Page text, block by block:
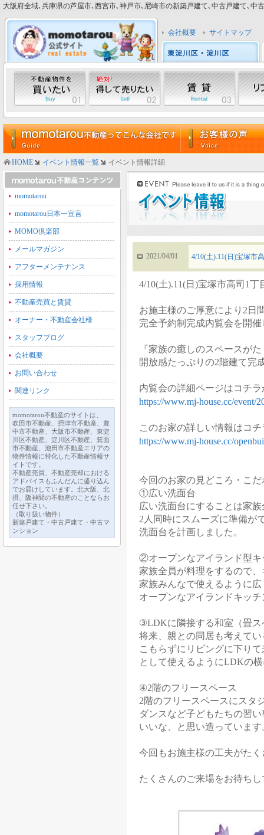
大阪府全域､兵庫県の芦屋市､西宮市､神戸市､尼崎市の新築戸建て､中古戸建て､中
会社概要 サイトマップ
HOME イベント情報一覧 イベント情報詳細
momotarou
momotarou日本一宣言
MOMO倶楽部
メールマガジン
アフターメンテナンス
採用情報
不動産売買と賃貸
オーナー・不動産会社様
スタッフブログ
会社概要
お問い合わせ
関連リンク
momotarou不動産のサイトは、
吹田市不動産、摂津市不動産、豊
中市不動産、大阪市不動産、東淀
川区不動産、淀川区不動産、箕面
市不動産、池田市不動産エリアの
物件情報に特化した不動産情報サ
イトです。
不動産売買、不動産売却における
アドバイスもふんだんに盛り込ん
でお届けしています。北大阪、北
摂、阪神間の不動産のことならお
任せ下さい。
（取り扱い物件）
新築戸建て・中古戸建て・中古マ
ンション
2021/04/01 4/10(土).11(日)宝塚市
4/10(土).11(日)宝塚市高司1
お施主様のご厚意により2日
完全予約制完成内覧会を開
『家族の癒しのスペースが
開放感たっぷりの2階建て完
内覧会の詳細ページはコチラ
https://www.mj-house.cc/event/
このお家の詳しい情報はコチ
https://www.mj-house.cc/
今回のお家の見どころ・こ
①広い洗面台
広い洗面台にすることは家
2人同時にスムーズに準備が
洗面台を計画しました。
②オープンなアイランド型キ
家族全員が料理をするので
家族みんなで使えるように
オープンなアイランドキッ
③LDKに隣接する和室（畳ス
将来、親との同居も考えて
こもらずにリビングに下り
として使えるようにLDKの
④2階のフリースペース
2階のフリースペースにスタ
ダンスなど子どもたちの習
いいな、と思い造っています
今回もお施主様の工夫がた
たくさんのご来場をお待ち